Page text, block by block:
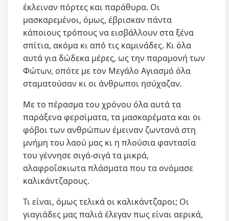
έκλειναν πόρτες και παράθυρα. Οι
μασκαρεμένοι, όμως, έβρισκαν πάντα
κάποιους τρόπους να εισβάλλουν στα ξένα
σπίτια, ακόμα κι από τις καμινάδες. Κι όλα
αυτά για δώδεκα μέρες, ως την παραμονή των
Φώτων, οπότε με τον Μεγάλο Αγιασμό όλα
σταματούσαν κι οι άνθρωποι ησύχαζαν.
Με το πέρασμα του χρόνου όλα αυτά τα
παράξενα φερσίματα, τα μασκαρέματα και οι
φόβοι των ανθρώπων έμειναν ζωντανά στη
μνήμη του λαού μας κι η πλούσια φαντασία
του γέννησε σιγά-σιγά τα μικρά,
αλαφροΐσκιωτα πλάσματα που τα ονόμασε
καλικάντζαρους.
Τι είναι, όμως τελικά οι καλικάντζαροι; Οι
γιαγιάδες μας παλιά έλεγαν πως είναι αερικά,